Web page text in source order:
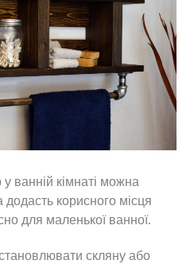
у ванній кімнаті можна
корисного місця
для маленької ванної.
скляну або